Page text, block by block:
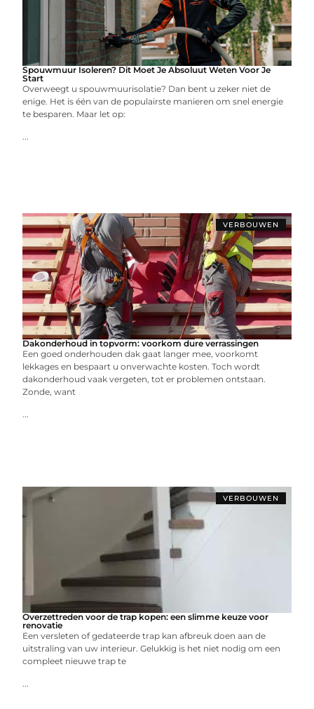
Spouwmuur Isoleren? Dit Moet Je Absoluut Weten Voor Je
Start
Overweegt u spouwmuurisolatie? Dan bent u zeker niet de
enige. Het is één van de populairste manieren om snel energie
te besparen. Maar let op:
...
VERBOUWEN
Dakonderhoud in topvorm: voorkom dure verrassingen
Een goed onderhouden dak gaat langer mee, voorkomt
lekkages en bespaart u onverwachte kosten. Toch wordt
dakonderhoud vaak vergeten, tot er problemen ontstaan.
Zonde, want
...
VERBOUWEN
Overzettreden voor de trap kopen: een slimme keuze voor
renovatie
Een versleten of gedateerde trap kan afbreuk doen aan de
uitstraling van uw interieur. Gelukkig is het niet nodig om een
compleet nieuwe trap te
...